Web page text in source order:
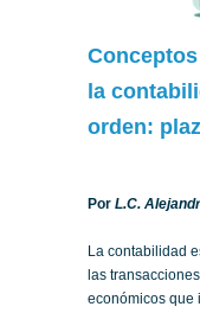
la
orden:
Por L.C.
La contabilidad
las
económicos que